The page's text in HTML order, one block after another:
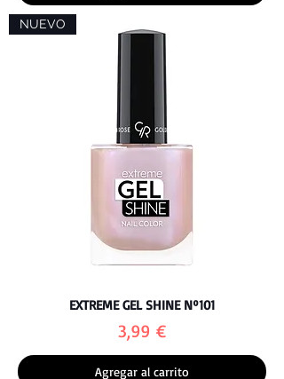
NUEVO
EXTREME GEL SHINE Nº101
Precio
3,99 €
Agregar al carrito